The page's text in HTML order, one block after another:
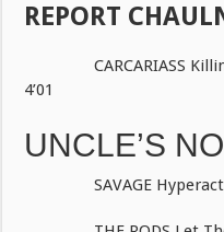
REPORT
CARCARIASS Killin’
4’01
UNCLE’S
SAVAGE